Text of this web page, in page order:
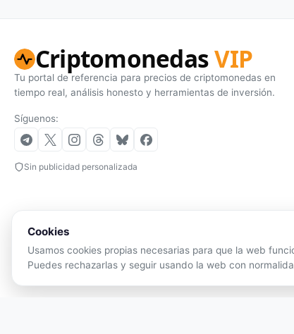
CriptomonedasVIP
Tu portal de referencia para precios de criptomonedas en
tiempo real, análisis honesto y herramientas de inversión.
Síguenos:
Sin publicidad personalizada
Cookies
Usamos cookies propias necesarias para que la web
Puedes rechazarlas y seguir usando la web con